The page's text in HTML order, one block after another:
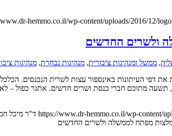
hemmo.co.il/wp-content/uploads/2016/12/
ולשרים החדשים
, ממשל ומנהיגות ציבורית, מנהיגות נבחרת, מנהיגות
דפי העיתונות באינספור עצות לשרית הנכנסים.
https://www.dr-hemmo.co.il/wp-content/ ד"ר מיכל
מפתח לממשלה ולשרים החדשים